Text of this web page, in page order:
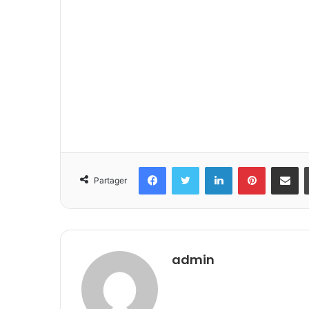
Partager
FacebookTwitter LinkedinPinterest
admin